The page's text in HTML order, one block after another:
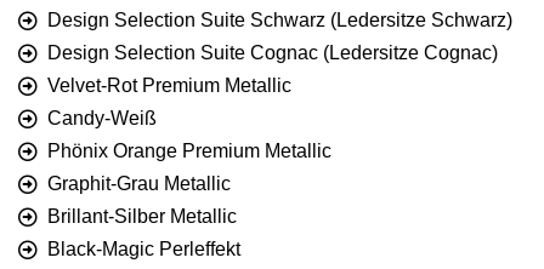
Design Selection Suite Schwarz (Ledersitze Schwarz)
Design Selection Suite Cognac (Ledersitze Cognac)
Velvet-Rot Premium Metallic
Candy-Weiß
Phönix Orange Premium Metallic
Graphit-Grau Metallic
Brillant-Silber Metallic
Black-Magic Perleffekt